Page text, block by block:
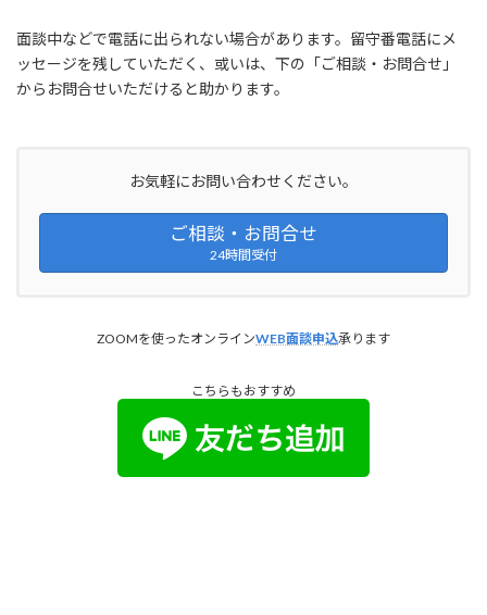
面談中などで電話に出られない場合があります。留守番電話にメ
ッセージを残していただく、或いは、下の「ご相談・お問合せ」
からお問合せいただけると助かります。
お気軽にお問い合わせください。
ご相談・お問合せ
24時間受付
ZOOMを使ったオンラインWEB面談申込承ります
こちらもおすすめ